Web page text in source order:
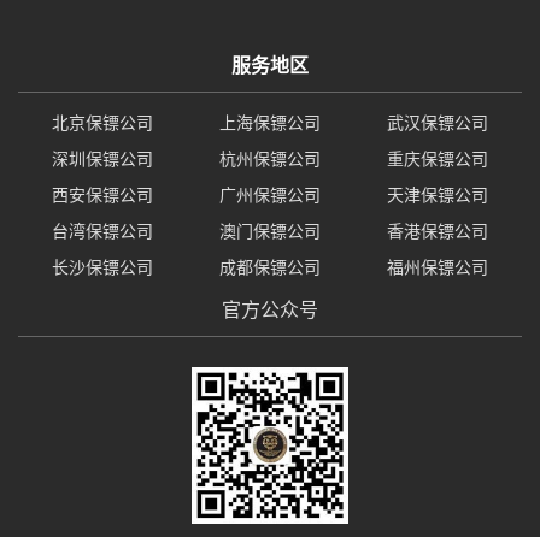
服务地区
北京保镖公司 上海保镖公司
武汉保镖公司
深圳保镖公司
杭州保镖公司
重庆保镖公司
西安保镖公司
广州保镖公司
天津保镖公司
台湾保镖公司
澳门保镖公司
香港保镖公司
长沙保镖公司
成都保镖公司 福州保镖公司
官方公众号